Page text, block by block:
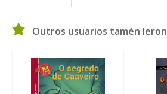
Outros usuarios tamén leron